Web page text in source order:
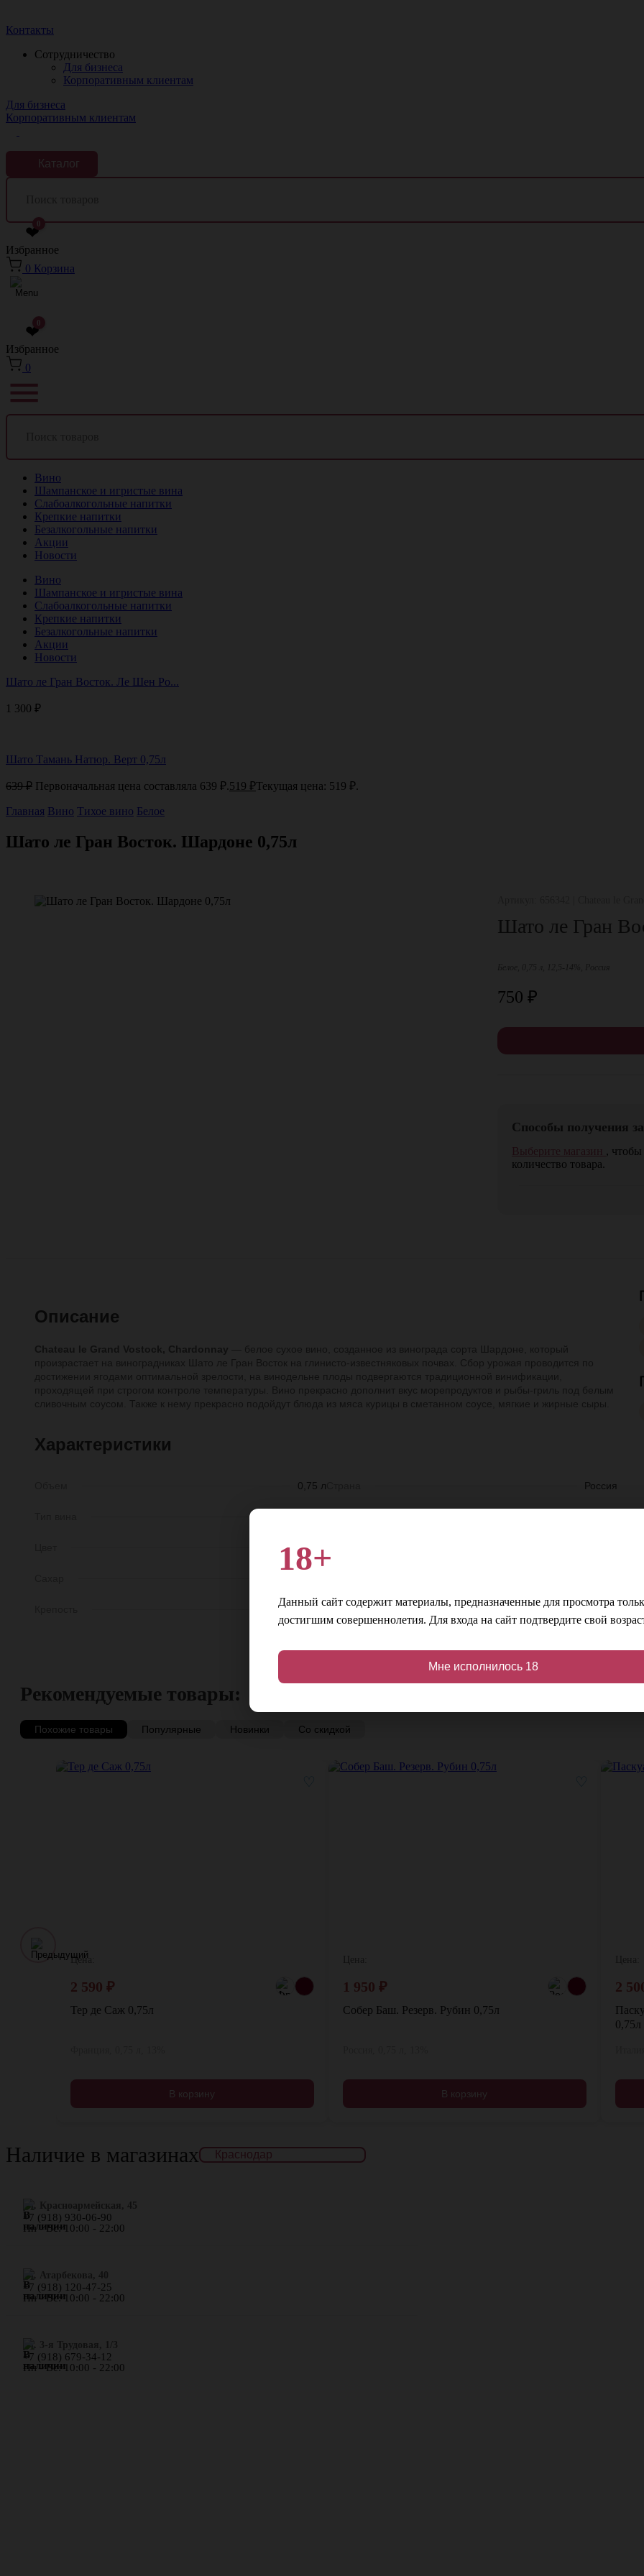
Контакты
Сотрудничество
Для бизнеса
Корпоративным клиентам
Для бизнеса
Корпоративным клиентам
Каталог
❤
0
Избранное
0 Корзина
❤
0
Избранное
0
Вино
Шампанское и игристые вина
Слабоалкогольные напитки
Крепкие напитки
Безалкогольные напитки
Акции
Новости
Вино
Шампанское и игристые вина
Слабоалкогольные напитки
Крепкие напитки
Безалкогольные напитки
Акции
Новости
Шато ле Гран Восток. Ле Шен Ро...
1 300 ₽
Шато Тамань Натюр. Верт 0,75л
639₽ Первоначальная цена составляла 639 ₽.519 ₽Текущая цена: 519 ₽.
Главная Вино Тихое вино Белое
Шато ле Гран Восток. Шардоне 0,75л
Шато ле Гран
750 ₽
Способы получения
Выберите магазин , чтобы
количество товара.
Описание
Характеристики
0,75 л
Белое
12,5-14%
Россия
Рекомендуемые товары:
Похожие товары Популярные Новинки Со скидкой
Цена:
2 590 ₽
Тер де Саж 0,75л
В корзину
1 950 ₽
Собер Баш. Резерв. Рубин 0,75л
В корзину
2
0,75л
Наличие в магазинах
ул. Красноармейская, 45
+7 (918) 930-06-90
Пн - Вс: 10:00 - 22:00
​ул. Атарбекова, 40
+7 (918) 120-47-25
Пн - Вс: 10:00 - 22:00
ул. 3-я Трудовая, 1/3
+7 (918) 679-34-12
Пн - Вс: 10:00 - 22:00
18+
Данный сайт содержит материалы, предназначенные для просмотра
достигшим совершеннолетия. Для входа на сайт подтвердите свой
Мне исполнилось 18